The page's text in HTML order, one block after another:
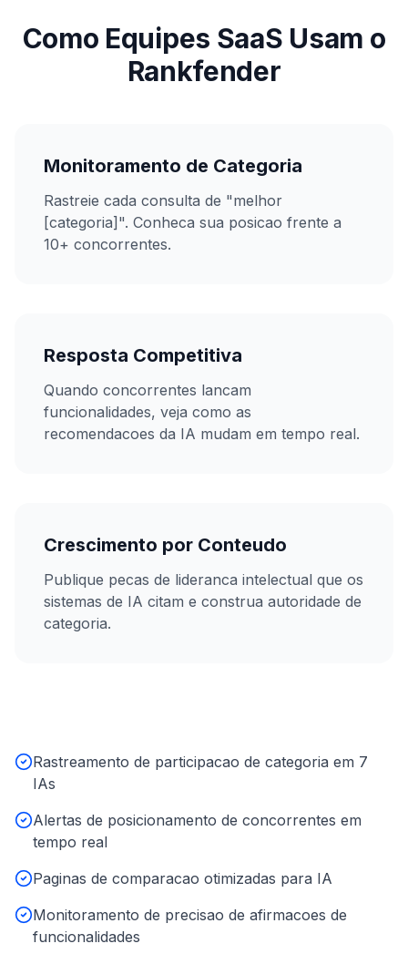
Como Equipes SaaS Usam o
Rankfender
Monitoramento de Categoria
Rastreie cada consulta de "melhor
[categoria]". Conheca sua posicao frente a
10+ concorrentes.
Resposta Competitiva
Quando concorrentes lancam
funcionalidades, veja como as
recomendacoes da IA mudam em tempo real.
Crescimento por Conteudo
Publique pecas de lideranca intelectual que os
sistemas de IA citam e construa autoridade de
categoria.
Rastreamento de participacao de categoria em 7
IAs
Alertas de posicionamento de concorrentes em
tempo real
Paginas de comparacao otimizadas para IA
Monitoramento de precisao de afirmacoes de
funcionalidades